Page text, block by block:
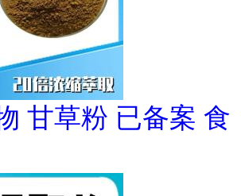
甘草粉 已备案 食